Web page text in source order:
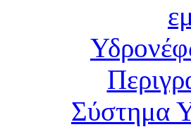
Σύστημα